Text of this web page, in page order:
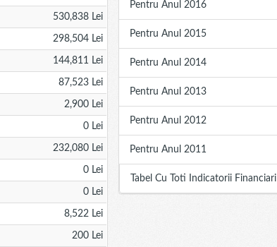
530,838 Lei
298,504 Lei
144,811 Lei
87,523 Lei
2,900 Lei
0 Lei
232,080 Lei
0 Lei
0 Lei
8,522 Lei
200 Lei
Pentru Anul 2016
Pentru Anul 2015
Pentru Anul 2014
Pentru Anul 2013
Pentru Anul 2012
Pentru Anul 2011
Tabel Cu Toti Indicatorii Financiari